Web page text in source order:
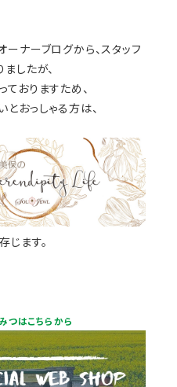
ナーブログから、スタッフ
したが、
おりますため、
おっしゃる方は、
じます。
つはこちらから